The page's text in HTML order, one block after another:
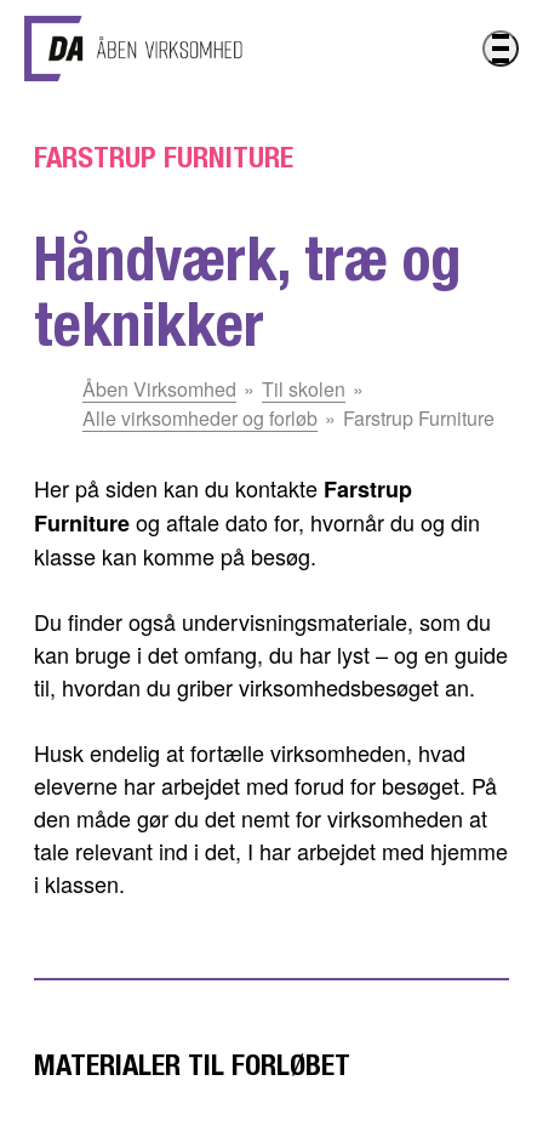
Gå til hovedindhold
FARSTRUP FURNITURE
Håndværk, træ og
teknikker
Åben Virksomhed
Til skolen
Alle virksomheder og forløb
Farstrup Furniture
Her på siden kan du kontakte Farstrup
Furnitureog aftale dato for, hvornår du og din
klasse kan komme på besøg.
Du finder også undervisningsmateriale, som du
kan bruge i det omfang, du har lyst – og en guide
til, hvordan du griber virksomhedsbesøget an.
Husk endelig at fortælle virksomheden, hvad
eleverne har arbejdet med forud for besøget. På
den måde gør du det nemt for virksomheden at
tale relevant ind i det, I har arbejdet med hjemme
i klassen.
MATERIALER TIL FORLØBET